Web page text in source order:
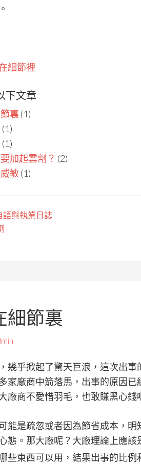
細節裡
下文章
裏 (1)
(1)
(1)
加起雲劑？ (2)
敏(1)
語與執業日誌
細節裏
幾乎掀起了驚天巨浪，這次出
家廠商中箭落馬，出事的原因
廠商不愛惜羽毛，也敢賺黑心錢
能是疏忽或者因為節省成本，
態。那大廠呢？大廠理論上應
些東西可以用，結果出事的比例